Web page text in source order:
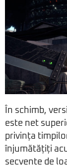
În schimb,
este net
privința
înjumătățiți
secvențe de